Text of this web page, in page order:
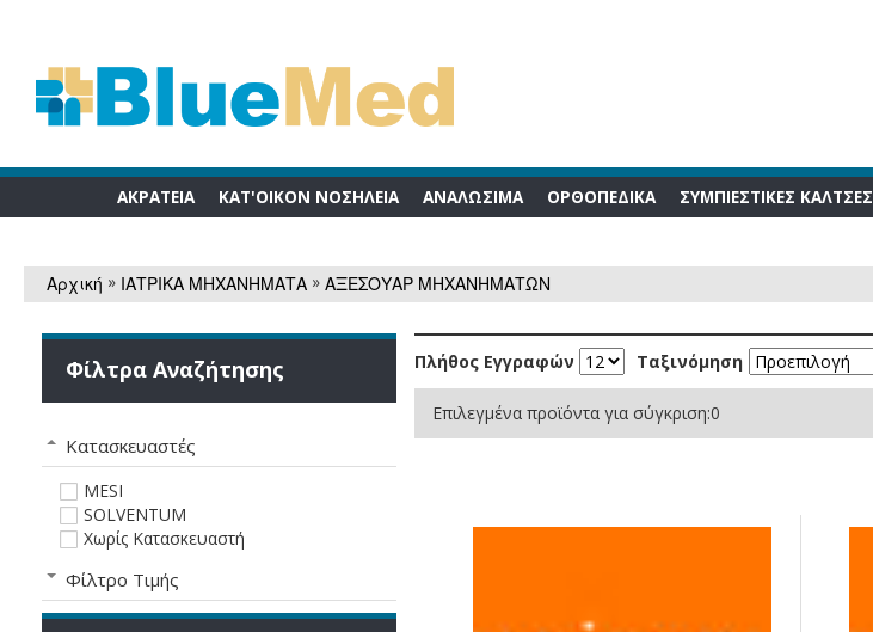
ΑΚΡΑΤΕΙΑ ΚΑΤ'ΟΙΚΟΝ ΝΟΣΗΛΕΙΑ ΑΝΑΛΩΣΙΜA ΟΡΘΟΠΕΔΙΚΑ ΣΥΜΠΙΕΣΤΙΚΕΣ ΚΑΛΤΣΕΣ
Αρχική » ΙΑΤΡΙΚΑ ΜΗΧΑΝΗΜΑΤΑ » ΑΞΕΣΟΥΑΡ ΜΗΧΑΝΗΜΑΤΩΝ
Φίλτρα Αναζήτησης
Kατασκευαστές
MESI
SOLVENTUM
Χωρίς Κατασκευαστή
Φίλτρο Τιμής
Πλήθος Εγγραφών Ταξινόμηση
Επιλεγμένα προϊόντα για σύγκριση:0